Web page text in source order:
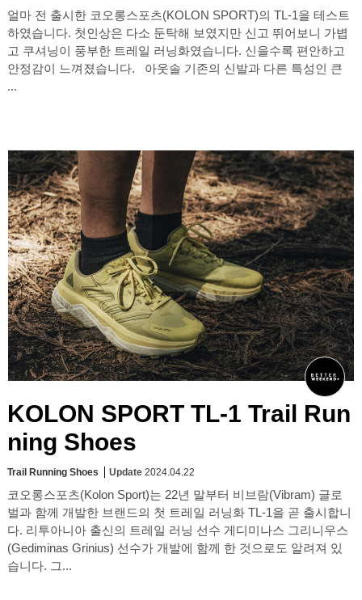
얼마 전 출시한 코오롱스포츠(KOLON SPORT)의 TL-1을 테스트
하였습니다. 첫인상은 다소 둔탁해 보였지만 신고 뛰어보니 가볍
고 쿠셔닝이 풍부한 트레일 러닝화였습니다. 신을수록 편안하고
안정감이 느껴졌습니다. 아웃솔 기존의 신발과 다른 특성인 큰
...
KOLON SPORT TL-1 Trail Run
ning Shoes
Trail Running Shoes Update 2024.04.22
코오롱스포츠(Kolon Sport)는 22년 말부터 비브람(Vibram) 글로
벌과 함께 개발한 브랜드의 첫 트레일 러닝화 TL-1을 곧 출시합니
다. 리투아니아 출신의 트레일 러닝 선수 게디미나스 그리니우스
(Gediminas Grinius) 선수가 개발에 함께 한 것으로도 알려져 있
습니다. 그...